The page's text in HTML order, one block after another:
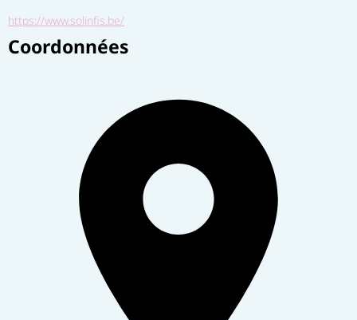
https://www.solinfis.be/
Coordonnées